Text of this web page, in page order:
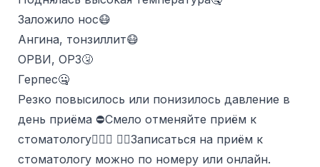
Заложило нос😷
Ангина, тонзиллит😷
ОРВИ, ОРЗ🤧
Герпес🤐
Резко повысилось или понизилось давление в
день приёма ⛔️Смело отменяйте приём к
стоматологу🙅🏻‍♂️ ✍🏻Записаться на приём к
стоматологу можно по номеру или онлайн.